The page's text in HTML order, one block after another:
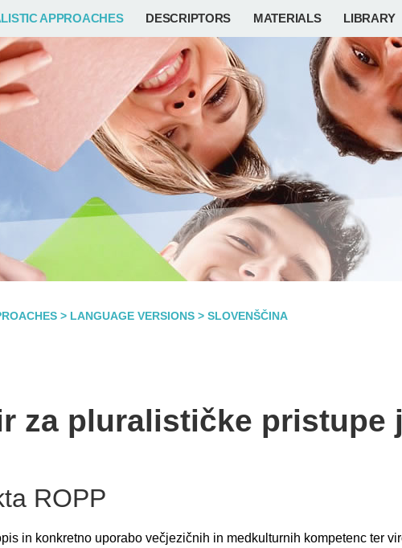
APPROACHES DESCRIPTORS MATERIALS LIBRARY
> LANGUAGE VERSIONS > SLOVENŠČINA
za pluralističke pristupe
ROPP
in konkretno uporabo večjezičnih in medkulturnih kompetenc ter